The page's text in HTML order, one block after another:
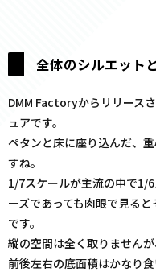
全体のシルエット
DMM Factoryからリリース
ュアです。
ペタンと床に座り込んだ、
すね。
1/7スケールが主流の中で1/
ーズであっても肉眼で見る
です。
縦の空間は全く取りません
前後左右の底面積はかなり食